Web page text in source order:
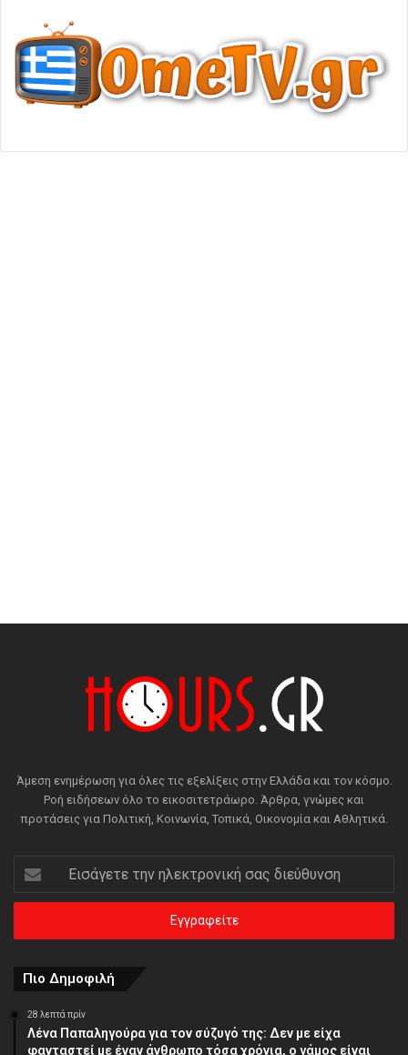
Άμεση ενημέρωση για όλες τις εξελίξεις στην Ελλάδα και τον κόσμο.
Ροή ειδήσεων όλο το εικοσιτετράωρο. Άρθρα, γνώμες και
προτάσεις για Πολιτική, Κοινωνία, Τοπικά, Οικονομία και Αθλητικά.
Εισάγετε
την
ηλεκτρονική
διεύθυνση
Πιο Δημοφιλή
28 λεπτά πρίν
Λένα Παπαληγούρα για τον σύζυγό της: Δεν με είχα
φανταστεί με έναν άνθρωπο τόσα χρόνια, ο γάμος είναι